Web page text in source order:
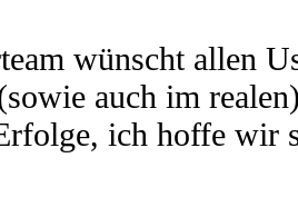
wünscht allen
auch im
ich hoffe wir